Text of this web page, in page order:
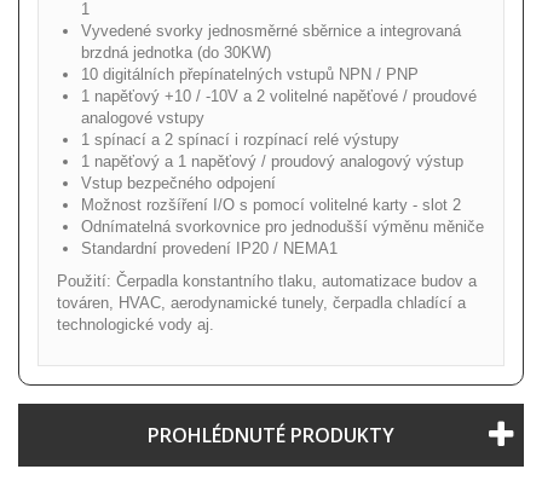
1
Vyvedené svorky jednosměrné sběrnice a integrovaná
brzdná jednotka (do 30KW)
10 digitálních přepínatelných vstupů NPN / PNP
1 napěťový +10 / -10V a 2 volitelné napěťové / proudové
analogové vstupy
1 spínací a 2 spínací i rozpínací relé výstupy
1 napěťový a 1 napěťový / proudový analogový výstup
Vstup bezpečného odpojení
Možnost rozšíření I/O s pomocí volitelné karty - slot 2
Odnímatelná svorkovnice pro jednodušší výměnu měniče
Standardní provedení IP20 / NEMA1
Použití: Čerpadla konstantního tlaku, automatizace budov a
továren, HVAC, aerodynamické tunely, čerpadla chladící a
technologické vody aj.
PROHLÉDNUTÉ PRODUKTY